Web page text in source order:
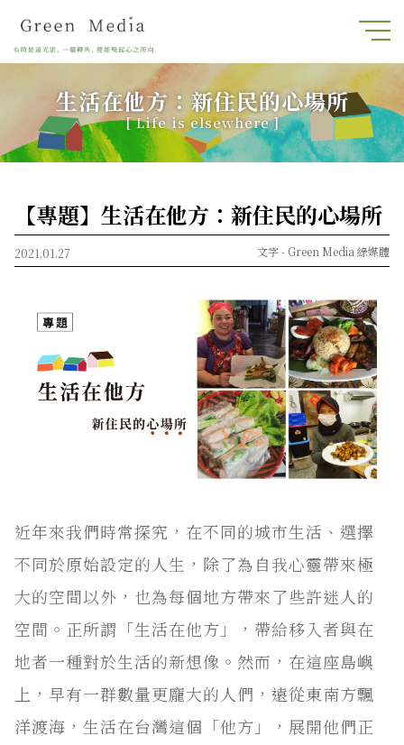
生活在他方：新住民的心場所
[ Life is elsewhere ]
【專題】生活在他方：新住民的心場所
2021.01.27 文字 - Green Media 綠媒體
近年來我們時常探究，在不同的城市生活、選擇
不同於原始設定的人生，除了為自我心靈帶來極
大的空間以外，也為每個地方帶來了些許迷人的
空間。正所謂「生活在他方」，帶給移入者與在
地者一種對於生活的新想像。然而，在這座島嶼
上，早有一群數量更龐大的人們，遠從東南方飄
洋渡海，生活在台灣這個「他方」，展開他們正